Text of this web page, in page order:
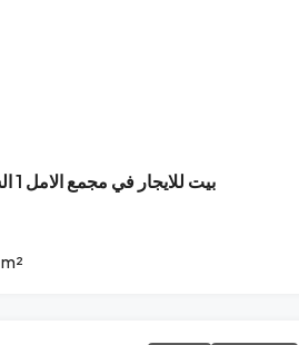
بيت للايجار في مجمع الامل 1 السكنية موقع ممتاز
m²